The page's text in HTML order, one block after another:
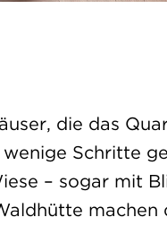
die das
Schritte
– sogar mit
machen